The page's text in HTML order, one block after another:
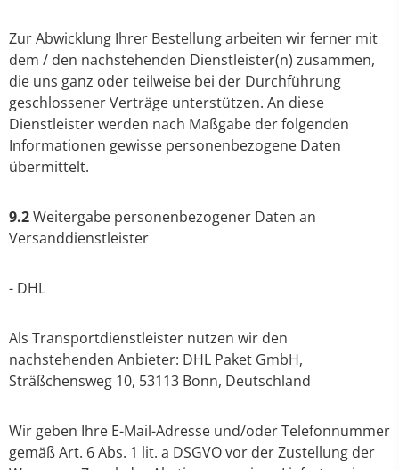
Zur Abwicklung Ihrer Bestellung arbeiten wir ferner mit
dem / den nachstehenden Dienstleister(n) zusammen,
die uns ganz oder teilweise bei der Durchführung
geschlossener Verträge unterstützen. An diese
Dienstleister werden nach Maßgabe der folgenden
Informationen gewisse personenbezogene Daten
übermittelt.
9.2Weitergabe personenbezogener Daten an
Versanddienstleister
- DHL
Als Transportdienstleister nutzen wir den
nachstehenden Anbieter: DHL Paket GmbH,
Sträßchensweg 10, 53113 Bonn, Deutschland
Wir geben Ihre E-Mail-Adresse und/oder Telefonnummer
gemäß Art. 6 Abs. 1 lit. a DSGVO vor der Zustellung der